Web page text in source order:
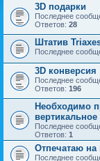
3D подарки
Последнее
Ответов: 28
Штатив
Последнее
3D конверсия
Последнее
Ответов: 196
Необходимо
вертикальное
Последнее
Ответов: 1
Отпечатаю на
Последнее